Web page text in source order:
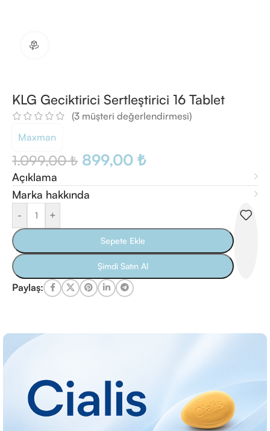
KLG Geciktirici Sertleştirici 16 Tablet
(3 müşteri değerlendirmesi)
Maxman
1.099,00₺ 899,00 ₺
Açıklama
Marka hakkında
- +
Sepete Ekle
Şimdi Satın Al
Paylaş: